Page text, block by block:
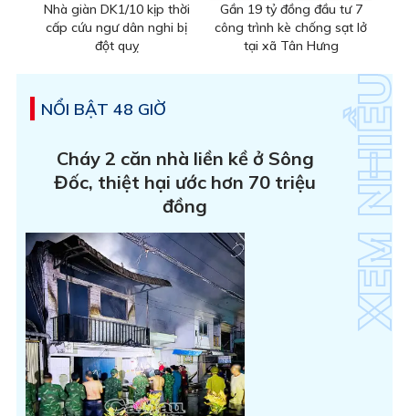
Nhà giàn DK1/10 kịp thời
cấp cứu ngư dân nghi bị
đột quỵ
Gần 19 tỷ đồng đầu tư 7
công trình kè chống sạt lở
tại xã Tân Hưng
NỔI BẬT 48 GIỜ
Cháy 2 căn nhà liền kề ở Sông
Đốc, thiệt hại ước hơn 70 triệu
đồng